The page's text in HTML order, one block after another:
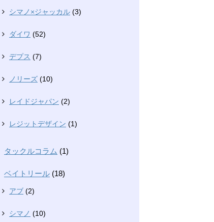
シマノ×ジャッカル (3)
ダイワ (52)
デプス (7)
ノリーズ (10)
レイドジャパン (2)
レジットデザイン (1)
タックルコラム (1)
ベイトリール (18)
アブ (2)
シマノ (10)